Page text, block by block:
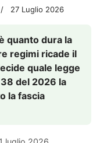
27 Luglio 2026
quanto dura la
regimi ricade il
quale legge
del 2026 la
la fascia